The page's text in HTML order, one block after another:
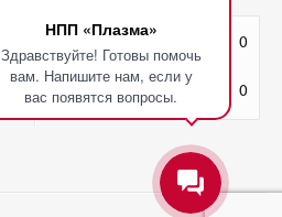
НПП «Плазма»
Здравствуйте! Готовы помочь
вам. Напишите нам, если у
вас появятся вопросы.
0
Корзина 0